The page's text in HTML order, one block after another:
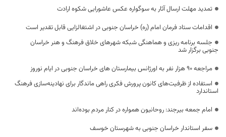
تمدید مهلت ارسال آثار به سوگواره عکس عاشورایی شکوه ارادت
اقدامات ستاد فرمان امام (ره) خراسان جنوبی در اشتغالزایی قابل تقدیر است
جلسه برنامه ریزی و هماهنگی شبکه شهرهای خلاق فرهنگ و هنر خراسان
جنوبی برگزار ‌شد
مراجعه ۹۰ هزار نفر به اورژانس بیمارستان های خراسان جنوبی در ایام نوروز
استفاده از ظرفیت‌های کانون پرورش فکری راهی ماندگار برای نهادینه‌سازی فرهنگ
استاندارد
امام جمعه بیرجند: روحانیون همواره در کنار مردم بوده‌اند
سفر استاندار خراسان جنوبی به شهرستان خوسف